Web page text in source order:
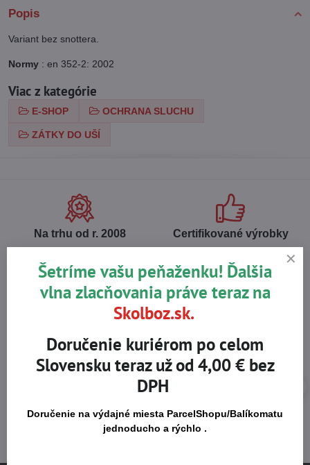
Popis
Variant bez snottera.
Normy : en 352-2: 2002
Viac z kategórie
E-SHOP OCHRANA SLUCHU
ZÁTKY DO UŠÍ
Na trhu od r​. 2008 Certifikované výrobky
Skladom viac ako 36 tisíc
Výhodné ceny
Šetríme vašu peňaženku! Ďalšia
vlna zlacňovania práve teraz na
Skolboz.sk.
Doručenie kuriérom po celom
Slovensku teraz už od 4,00 € bez
DPH
Doručenie na výdajné miesta ParcelShopu/Balíkomatu
jednoducho a rýchlo .